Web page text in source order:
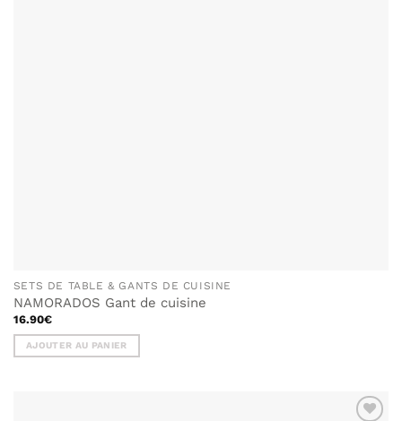
SETS DE TABLE & GANTS DE CUISINE
NAMORADOS Gant de cuisine
16.90€
AJOUTER AU PANIER